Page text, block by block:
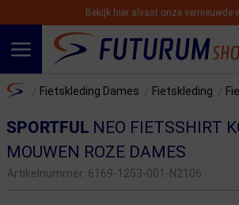
Bekijk hier alvast onze vernieuwde
Home Fietskleding Dames Fietskleding
SPORTFULNEO FIETSSHIRT
MOUWEN ROZE DAMES
Artikelnummer: 6169-1253-001-N2106